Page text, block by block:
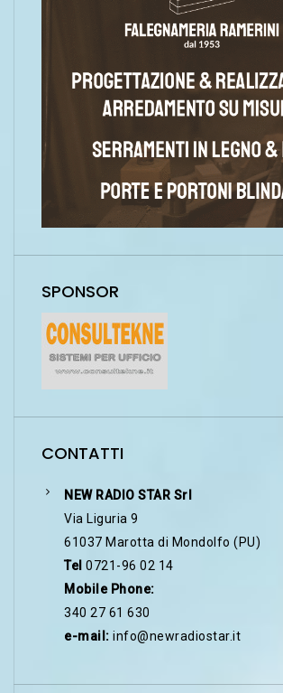
SPONSOR
CONTATTI
NEW RADIO STAR Srl
Via Liguria 9
61037 Marotta di Mondolfo (PU)
Tel 0721-96 02 14
Mobile Phone:
340 27 61 630
e-mail: info@newradiostar.it